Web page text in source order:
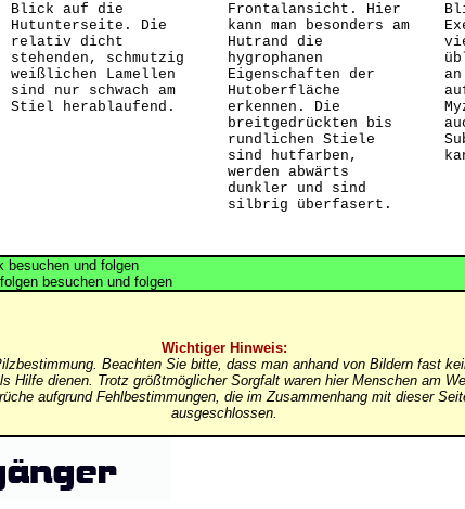
Blick auf die
Hutunterseite. Die
relativ dicht
stehenden, schmutzig
weißlichen Lamellen
sind nur schwach am
Stiel herablaufend.
Frontalansicht. Hier
kann man besonders am
Hutrand die
hygrophanen
Eigenschaften der
Hutoberfläche
erkennen. Die
breitgedrückten bis
rundlichen Stiele
sind hutfarben,
werden abwärts
dunkler und sind
silbrig überfasert.
besuchen und folgen
besuchen und folgen
Wichtiger Hinweis:
Beachten Sie bitte, dass man anhand von Bildern fast
Hilfe dienen. Trotz größtmöglicher Sorgfalt waren hier Menschen am
aufgrund Fehlbestimmungen, die im Zusammenhang mit dieser
ausgeschlossen.